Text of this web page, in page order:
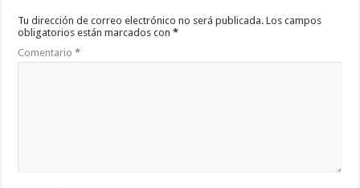
Tu dirección de correo electrónico no será publicada. Los campos
obligatorios están marcados con*
Comentario*